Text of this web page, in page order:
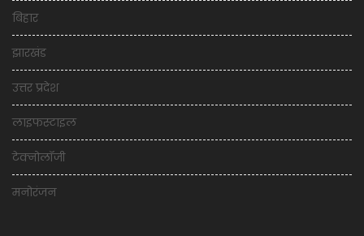
बिहार
झारखंड
उत्तर प्रदेश
लाइफस्टाइल
टेक्नोलॉजी
मनोरंजन